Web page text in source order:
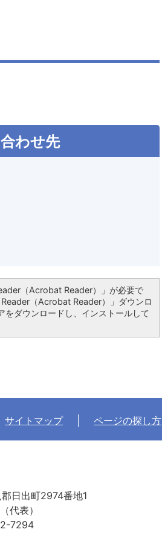
わせ先
（Acrobat Reader）」が必要で
（Acrobat Reader）」ダウンロ
をダウンロードし、インストールして
サイトマップ ページの探し方
日出町2974番地1
代表）
7294